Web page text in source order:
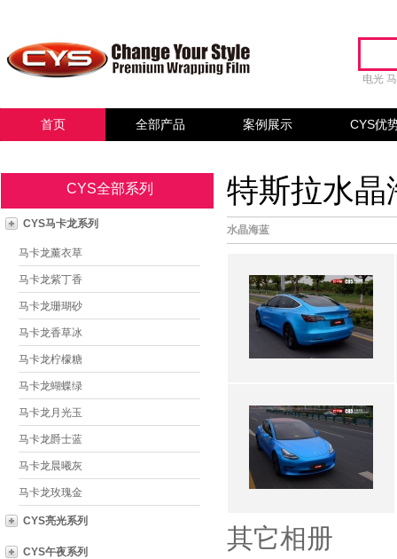
电光
首页 全部产品 案例展示 CYS优
CYS全部系列
CYS马卡龙系列
马卡龙薰衣草
马卡龙紫丁香
马卡龙珊瑚砂
马卡龙香草冰
马卡龙柠檬糖
马卡龙蝴蝶绿
马卡龙月光玉
马卡龙爵士蓝
马卡龙晨曦灰
马卡龙玫瑰金
CYS亮光系列
CYS午夜系列
特斯拉水晶
水晶海蓝
其它相册